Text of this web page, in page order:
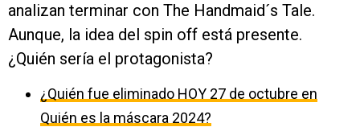
analizan terminar con The Handmaid´s Tale.
Aunque, la idea del spin off está presente.
¿Quién sería el protagonista?
¿Quién fue eliminado HOY 27 de octubre en
Quién es la máscara 2024?